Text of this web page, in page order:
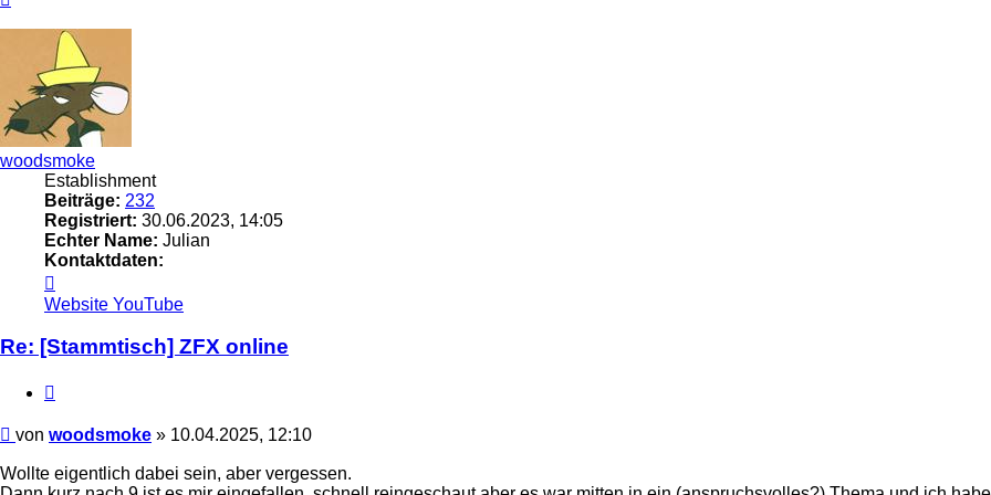
woodsmoke
Establishment
Beiträge: 232
Registriert: 30.06.2023, 14:05
Echter Name: Julian
Kontaktdaten:
von
woodsmoke
Website YouTube
Re: [Stammtisch] ZFX online
Beitrag
von woodsmoke » 10.04.2025, 12:10
Wollte eigentlich dabei sein, aber vergessen.